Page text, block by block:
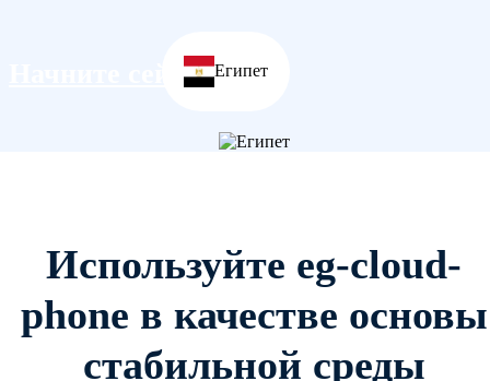
Начните сейчасЕгипет
Используйте eg-cloud-
phone в качестве основы
стабильной среды